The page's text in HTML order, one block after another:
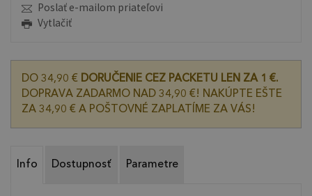
Poslať e-mailom priateľovi
Vytlačiť
DO 34,90 € DORUČENIE CEZ PACKETU LEN ZA 1 €.
DOPRAVA ZADARMO NAD 34,90 €! NAKÚPTE EŠTE
ZA 34,90 € A POŠTOVNÉ ZAPLATÍME ZA VÁS!
Info Dostupnosť Parametre